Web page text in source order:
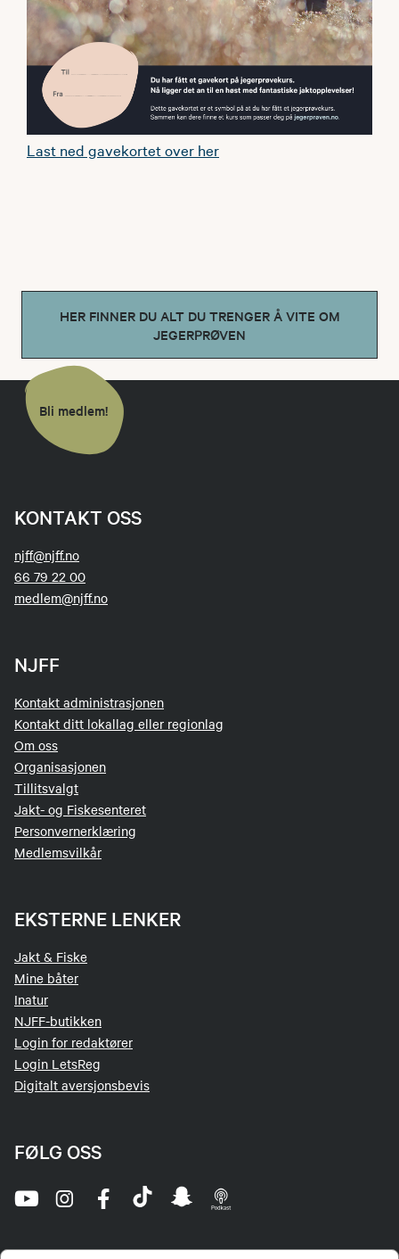
Last ned gavekortet over her
HER FINNER DU ALT DU TRENGER Å VITE OM
JEGERPRØVEN
Bli medlem!
KONTAKT OSS
njff@njff.no
66 79 22 00
medlem@njff.no
NJFF
Kontakt administrasjonen
Kontakt ditt lokallag eller regionlag
Om oss
Organisasjonen
Tillitsvalgt
Jakt- og Fiskesenteret
Personvernerklæring
Medlemsvilkår
EKSTERNE LENKER
Jakt & Fiske
Mine båter
Inatur
NJFF-butikken
Login for redaktører
Login LetsReg
Digitalt aversjonsbevis
FØLG OSS